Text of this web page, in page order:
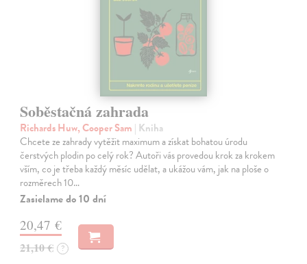
Soběstačná zahrada
Richards Huw, Cooper Sam | Kniha
Chcete ze zahrady vytěžit maximum a získat bohatou úrodu
čerstvých plodin po celý rok? Autoři vás provedou krok za krokem
vším, co je třeba každý měsíc udělat, a ukážou vám, jak na ploše o
rozměrech 10…
Zasielame do 10 dní
20,47 €
21,10 € ?